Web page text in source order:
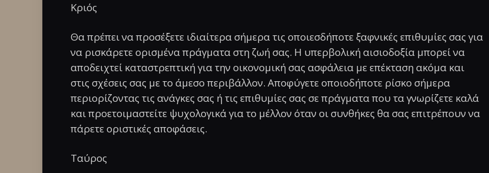
Κριός
Θα πρέπει να προσέξετε ιδιαίτερα σήμερα τις οποιεσδήποτε ξαφνικές επιθυμίες σας για
να ρισκάρετε ορισμένα πράγματα στη ζωή σας. Η υπερβολική αισιοδοξία μπορεί να
αποδειχτεί καταστρεπτική για την οικονομική σας ασφάλεια με επέκταση ακόμα και
στις σχέσεις σας με το άμεσο περιβάλλον. Αποφύγετε οποιοδήποτε ρίσκο σήμερα
περιορίζοντας τις ανάγκες σας ή τις επιθυμίες σας σε πράγματα που τα γνωρίζετε καλά
και προετοιμαστείτε ψυχολογικά για το μέλλον όταν οι συνθήκες θα σας επιτρέπουν να
πάρετε οριστικές αποφάσεις.
Ταύρος